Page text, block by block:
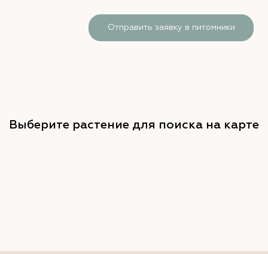
Отправить заявку в питомники
Выберите растение для поиска на карте